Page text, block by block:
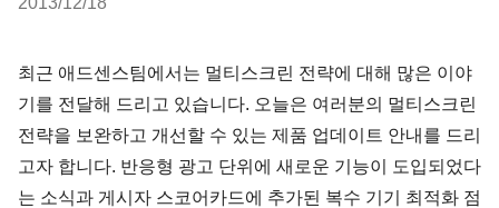
최근 애드센스팀에서는 멀티스크린 전략에 대해 많은 이야
기를 전달해 드리고 있습니다. 오늘은 여러분의 멀티스크린
전략을 보완하고 개선할 수 있는 제품 업데이트 안내를 드리
고자 합니다. 반응형 광고 단위에 새로운 기능이 도입되었다
는 소식과 게시자 스코어카드에 추가된 복수 기기 최적화 점